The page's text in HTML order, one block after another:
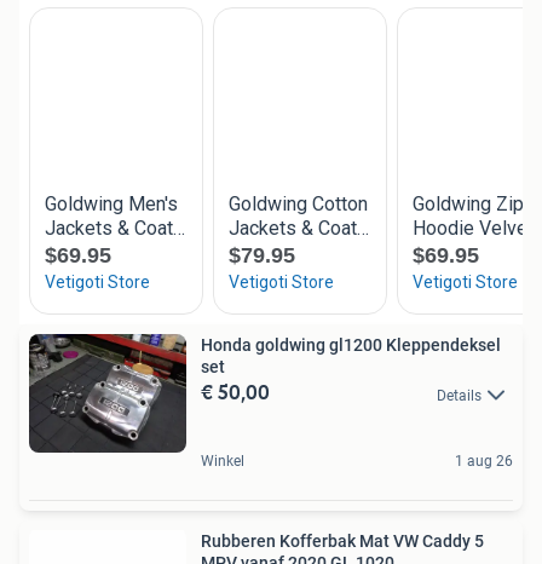
Honda goldwing gl1200 Kleppendeksel
set
€ 50,00 Details
Winkel 1 aug 26
Rubberen Kofferbak Mat VW Caddy 5